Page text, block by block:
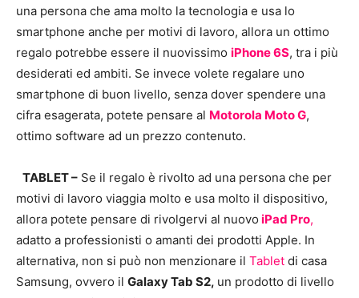
una persona che ama molto la tecnologia e usa lo
smartphone anche per motivi di lavoro, allora un ottimo
regalo potrebbe essere il nuovissimo iPhone 6S, tra i più
desiderati ed ambiti. Se invece volete regalare uno
smartphone di buon livello, senza dover spendere una
cifra esagerata, potete pensare al Motorola Moto G,
ottimo software ad un prezzo contenuto.
TABLET – Se il regalo è rivolto ad una persona che per
motivi di lavoro viaggia molto e usa molto il dispositivo,
allora potete pensare di rivolgervi al nuovo iPad Pro,
adatto a professionisti o amanti dei prodotti Apple. In
alternativa, non si può non menzionare il Tablet di casa
Samsung, ovvero il Galaxy Tab S2, un prodotto di livello